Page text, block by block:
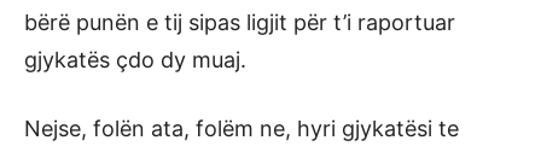
bërë punën e tij sipas ligjit për t’i raportuar
gjykatës çdo dy muaj.
Nejse, folën ata, folëm ne, hyri gjykatësi te